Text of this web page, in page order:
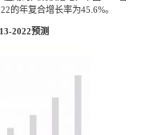
的年复合增长率为45.6%。
2022预测